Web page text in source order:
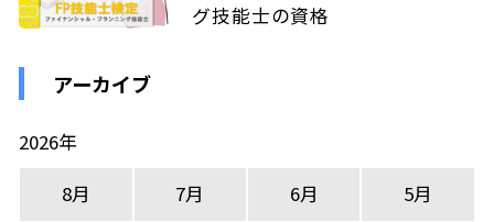
グ技能士の資格
アーカイブ
2026年
8月
7月 6月 5月